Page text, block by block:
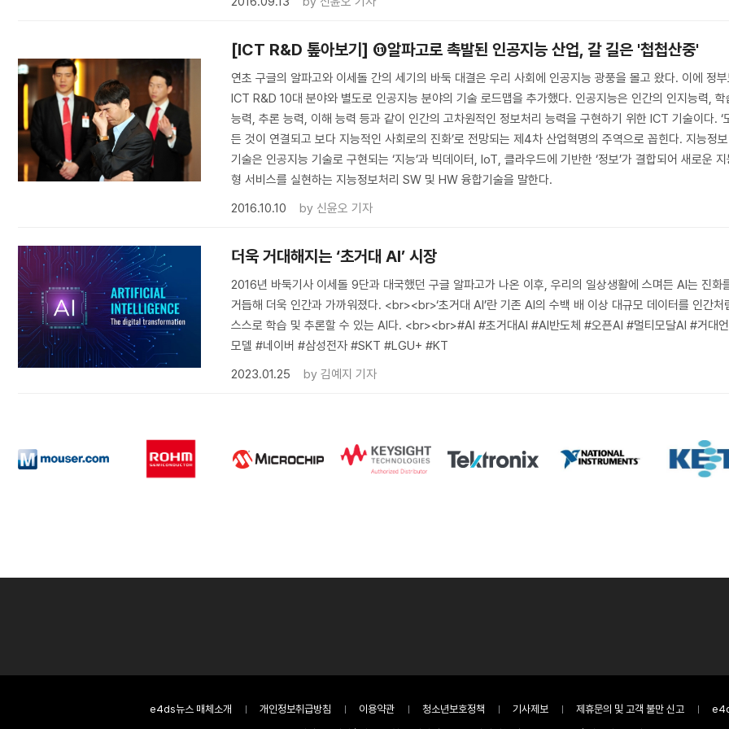
[ICT R&D 톺아보기] ⑪알파고로 촉발된 인공지능 산업, 갈 길은 '첩첩산중'
연초 구글의 알파고와 이세돌 간의 세기의 바둑 대결은 우리 사회에 인공지능 광풍을 몰고 왔다. 이에 정부
ICT R&D 10대 분야와 별도로 인공지능 분야의 기술 로드맵을 추가했다. 인공지능은 인간의 인지능력, 학
능력, 추론 능력, 이해 능력 등과 같이 인간의 고차원적인 정보처리 능력을 구현하기 위한 ICT 기술이다. ‘
든 것이 연결되고 보다 지능적인 사회로의 진화’로 전망되는 제4차 산업혁명의 주역으로 꼽힌다. 지능정보
기술은 인공지능 기술로 구현되는 ‘지능’과 빅데이터, IoT, 클라우드에 기반한 ‘정보’가 결합되어 새로운 지
형 서비스를 실현하는 지능정보처리 SW 및 HW 융합기술을 말한다.
2016.10.10
by 신윤오 기자
더욱 거대해지는 ‘초거대 AI’ 시장
2016년 바둑기사 이세돌 9단과 대국했던 구글 알파고가 나온 이후, 우리의 일상생활에 스며든 AI는 진화
거듭해 더욱 인간과 가까워졌다. <br><br>‘초거대 AI’란 기존 AI의 수백 배 이상 대규모 데이터를 인간처
스스로 학습 및 추론할 수 있는 AI다. <br><br>#AI #초거대AI #AI반도체 #오픈AI #멀티모달AI #거대언
모델 #네이버 #삼성전자 #SKT #LGU+ #KT
2023.01.25
by김예지 기자
e4ds뉴스 매체소개 개인정보취급방침 이용약관 청소년보호정책 기사제보 제휴문의 및 고객 불만 신고